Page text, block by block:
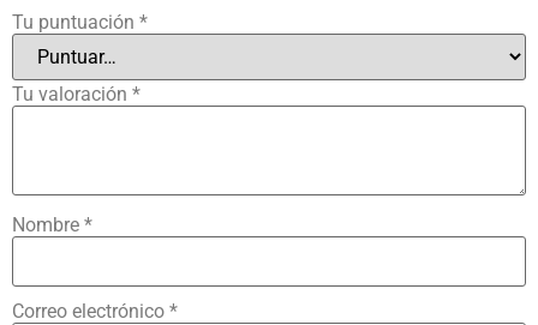
Tu puntuación *
Tu valoración *
Nombre *
Correo electrónico *